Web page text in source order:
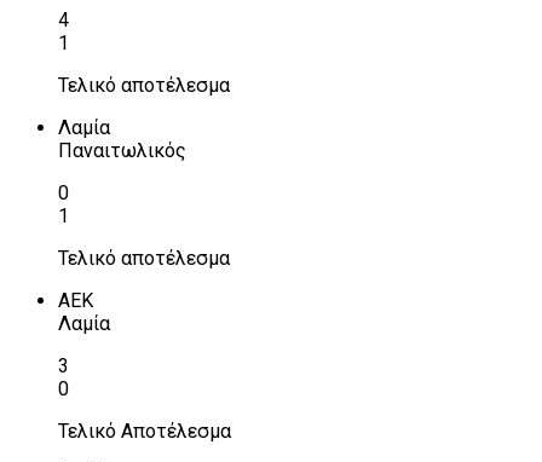
4
1
Τελικό αποτέλεσμα
Λαμία
Παναιτωλικός
0
1
Τελικό αποτέλεσμα
ΑΕΚ
Λαμία
3
0
Τελικό Αποτέλεσμα